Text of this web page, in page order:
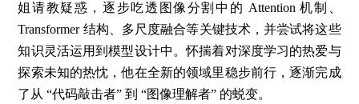
姐请教疑惑，逐步吃透图像分割中的 Attention 机制、
Transformer 结构、多尺度融合等关键技术，并尝试将这些
知识灵活运用到模型设计中。怀揣着对深度学习的热爱与
探索未知的热忱，他在全新的领域里稳步前行，逐渐完成
了从 “代码敲击者” 到 “图像理解者” 的蜕变。